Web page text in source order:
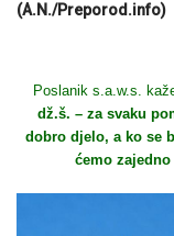
(A.N./Preporod.info)
Poslanik s.a.w.s.
dž.š. – za svaku
dobro djelo, a ko se
ćemo